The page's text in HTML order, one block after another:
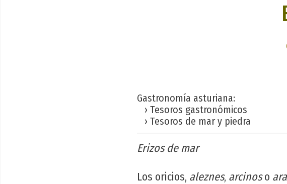
Gastronomía asturiana:
› Tesoros gastronómicos
› Tesoros de mar y piedra
Erizos de mar
Los oricios, aleznes, arcinoso